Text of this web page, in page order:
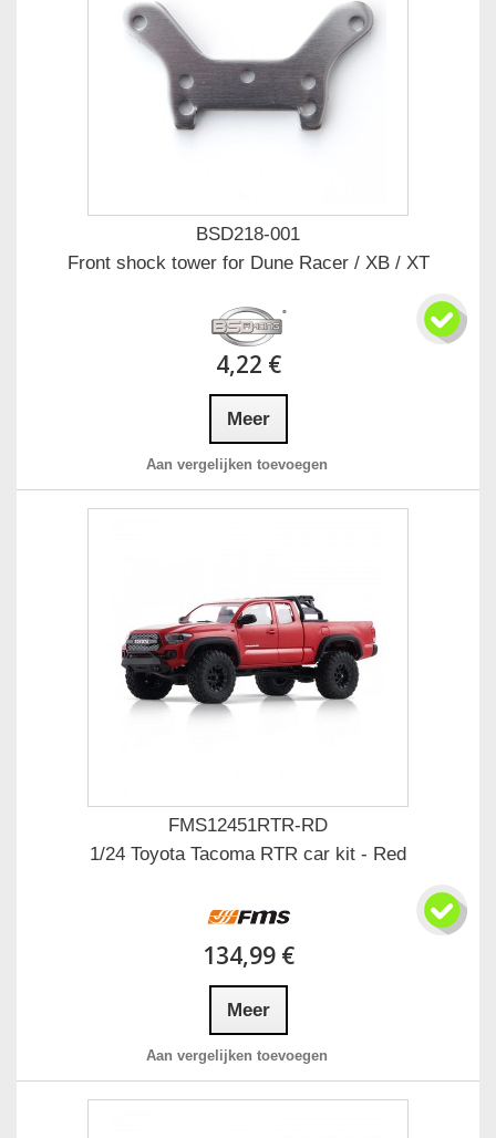
BSD218-001
Front shock tower for Dune Racer / XB / XT
4,22 €
Meer
Aan vergelijken toevoegen
FMS12451RTR-RD
1/24 Toyota Tacoma RTR car kit - Red
134,99 €
Meer
Aan vergelijken toevoegen